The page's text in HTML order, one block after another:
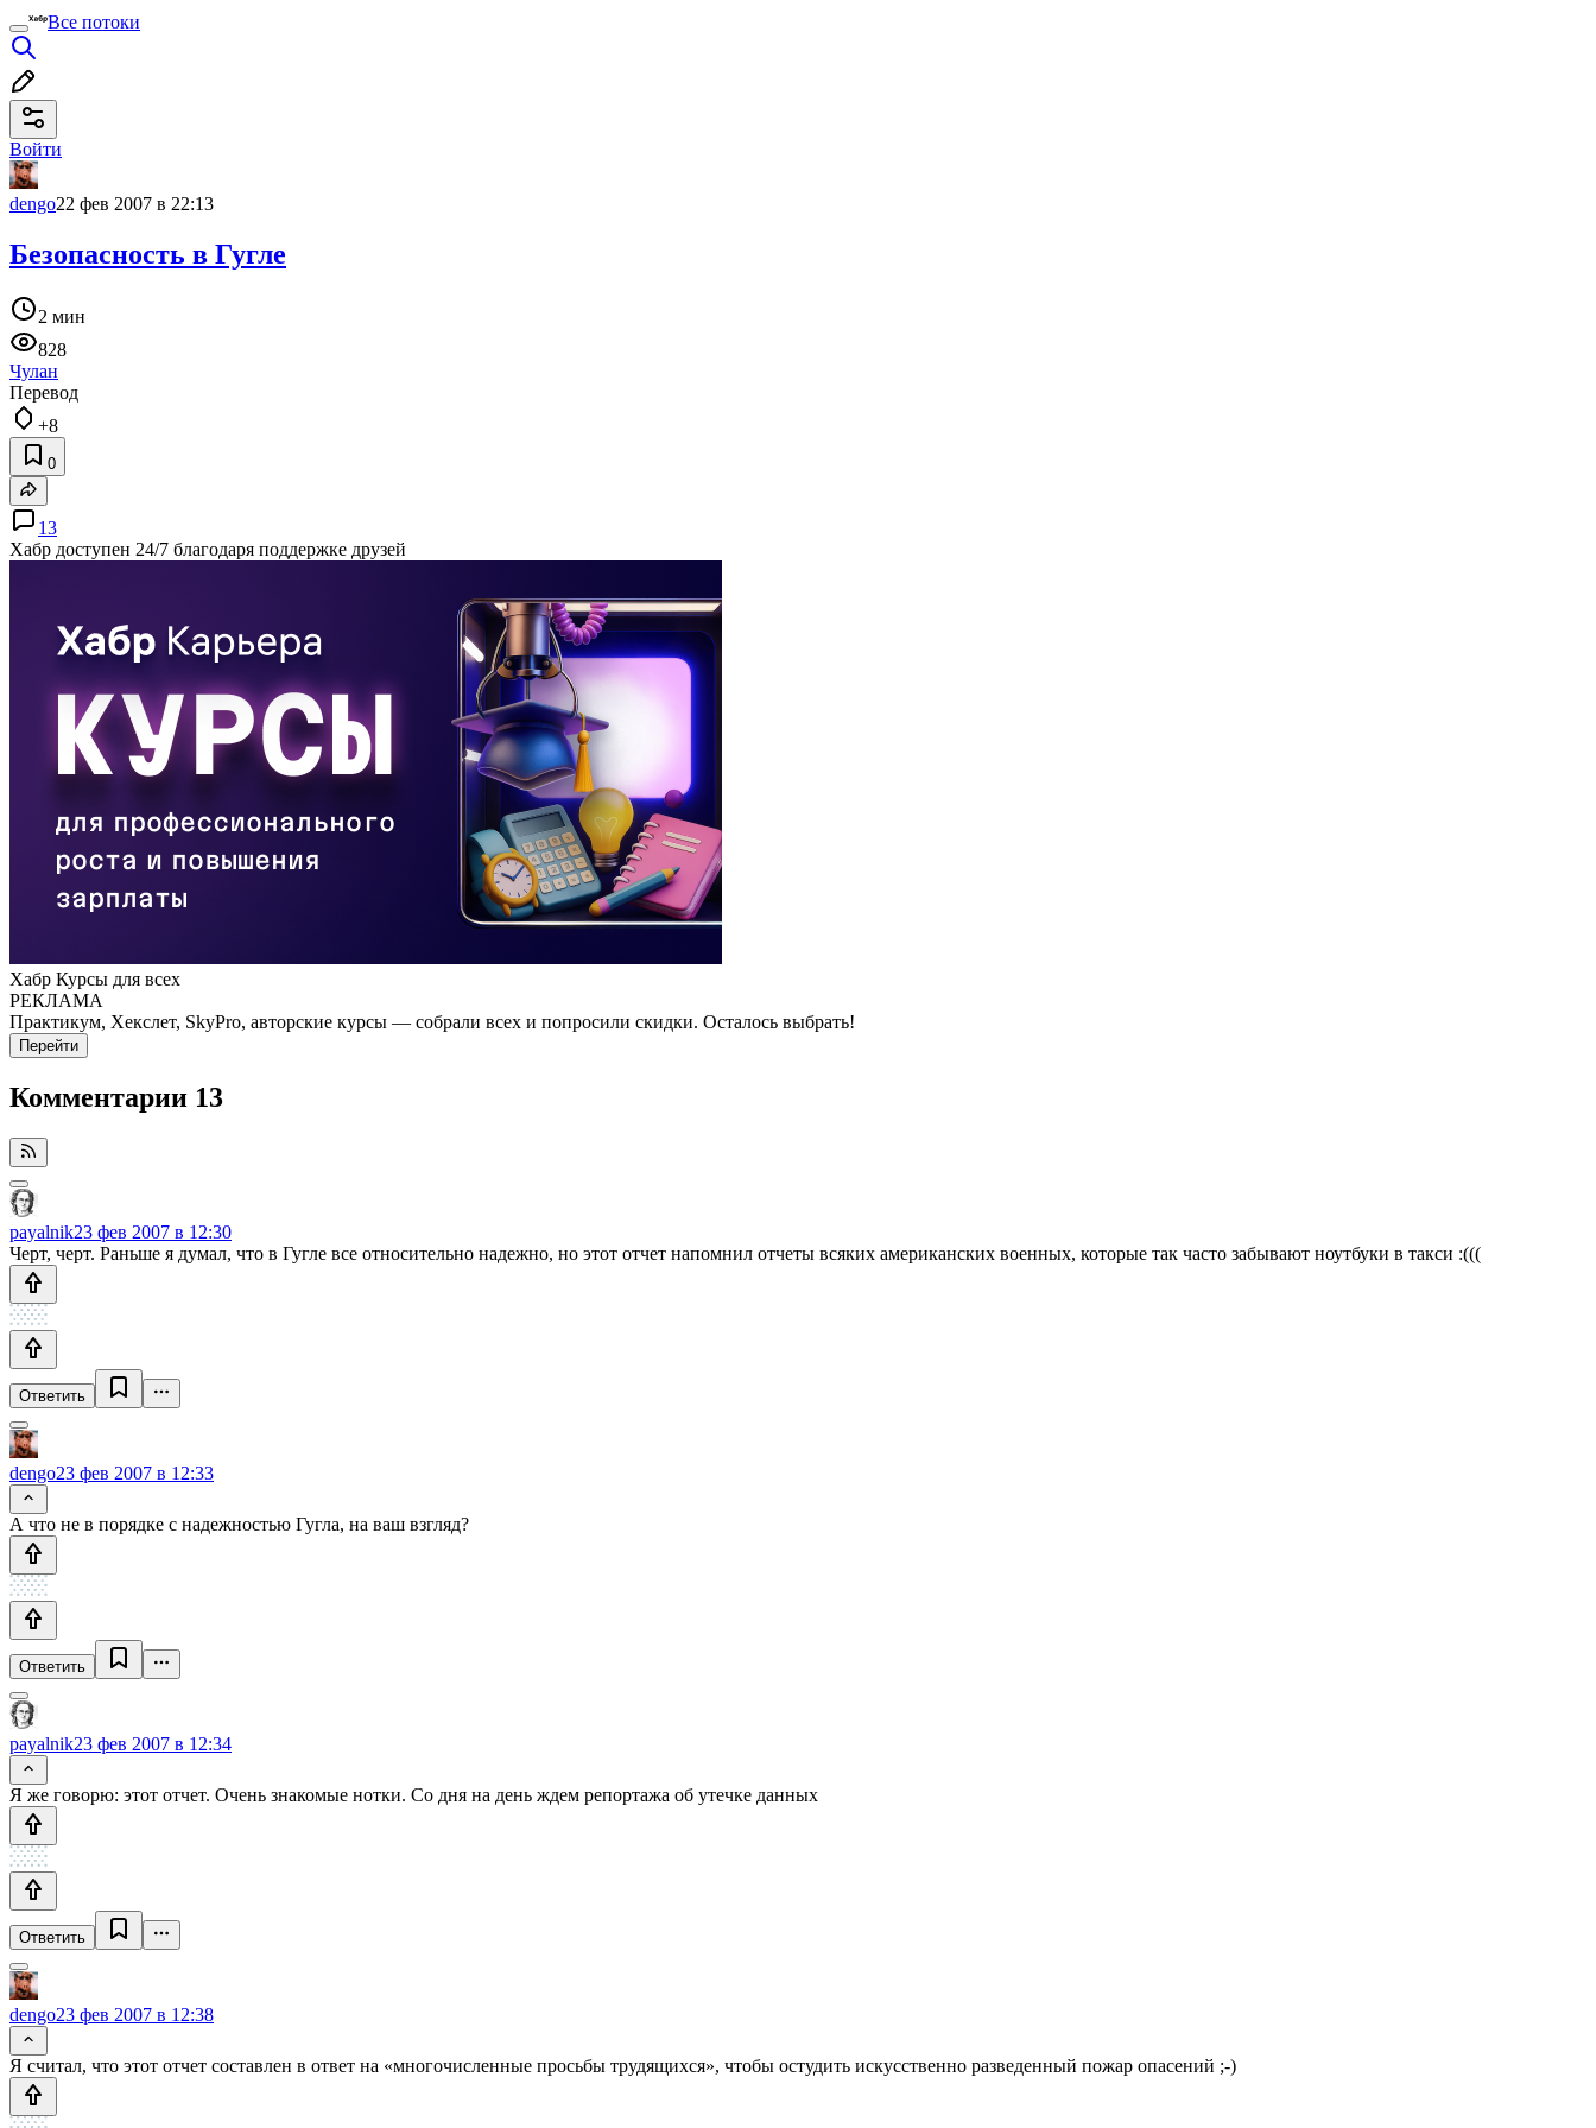
Все потоки
Войти
dengo22 фев 2007 в 22:13
Безопасность в Гугле
2 мин
828
Чулан
Перевод
+8
0
13
Хабр доступен 24/7 благодаря поддержке друзей
Хабр Курсы для всех
РЕКЛАМА
Практикум, Хекслет, SkyPro, авторские курсы — собрали всех и попросили скидки. Осталось выбрать!
Перейти
Комментарии 13
payalnik23 фев 2007 в 12:30
Черт, черт. Раньше я думал, что в Гугле все относительно надежно, но этот отчет напомнил отчеты всяких американских военных, которые так часто забывают ноутбуки в такси :(((
Ответить
dengo23 фев 2007 в 12:33
А что не в порядке с надежностью Гугла, на ваш взгляд?
Ответить
payalnik23 фев 2007 в 12:34
Я же говорю: этот отчет. Очень знакомые нотки. Со дня на день ждем репортажа об утечке данных
Ответить
dengo23 фев 2007 в 12:38
Я считал, что этот отчет составлен в ответ на «многочисленные просьбы трудящихся», чтобы остудить искусственно разведенный пожар опасений ;-)